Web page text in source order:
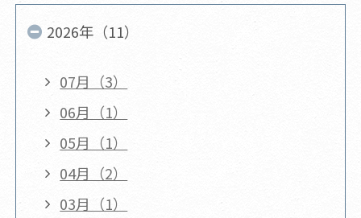
2026年（11）
07月（3）
06月（1）
05月（1）
04月（2）
03月（1）